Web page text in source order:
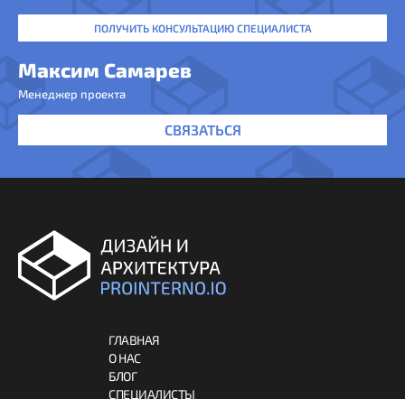
ПОЛУЧИТЬ КОНСУЛЬТАЦИЮ СПЕЦИАЛИСТА
Максим Самарев
Менеджер проекта
СВЯЗАТЬСЯ
ГЛАВНАЯ
О НАС
БЛОГ
СПЕЦИАЛИСТЫ